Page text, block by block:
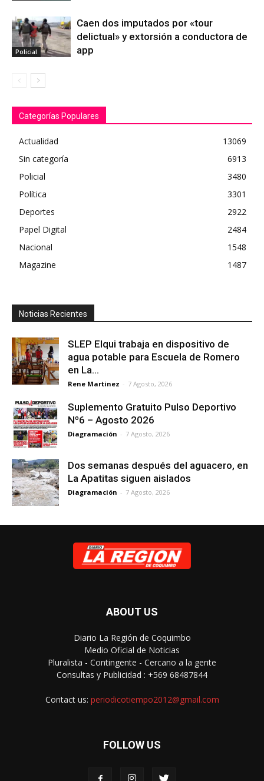
Policial
Caen dos imputados por «tour
delictual» y extorsión a conductora de
app
Categorías Populares
Actualidad
13069
Sin categoría
6913
Policial
3480
Política
3301
Deportes
2922
Papel Digital
2484
Nacional
1548
Magazine
1487
Noticias Recientes
SLEP Elqui trabaja en dispositivo de
agua potable para Escuela de Romero
en La...
Rene Martinez - 7 Agosto, 2026
Suplemento Gratuito Pulso Deportivo
Nº6 – Agosto 2026
Diagramación - 7 Agosto, 2026
Dos semanas después del aguacero, en
La Apatitas siguen aislados
Diagramación - 7 Agosto, 2026
ABOUT US
Diario La Región de Coquimbo
Medio Oficial de Noticias
Pluralista - Contingente - Cercano a la gente
Consultas y Publicidad : +569 68487844
Contact us: periodicotiempo2012@gmail.com
FOLLOW US